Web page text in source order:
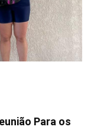
Para os